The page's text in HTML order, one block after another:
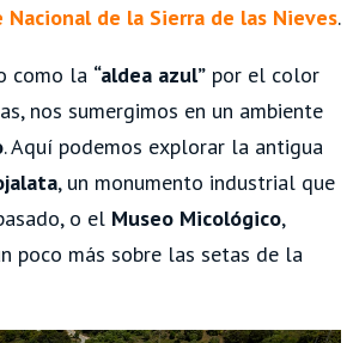
Nacional de la Sierra de las Nieves.
como la “aldea azul” por el color
nos sumergimos en un ambiente
. Aquí podemos explorar la antigua
, un monumento industrial que
o el Museo Micológico,
poco más sobre las setas de la